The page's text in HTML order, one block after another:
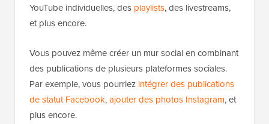
YouTube individuelles, des playlists, des livestreams,
et plus encore.
Vous pouvez même créer un mur social en combinant
des publications de plusieurs plateformes sociales.
Par exemple, vous pourriez intégrer des publications
de statut Facebook,ajouter des photos Instagram, et
plus encore.